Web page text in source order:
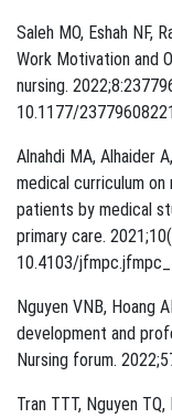
Saleh MO, Eshah NF,
Work Motivation and
nursing.
10.1177/
Alnahdi MA, Alhaider
medical curriculum
patients by medical
primary care.
10.4103/
Nguyen VNB, Hoang
development and
Nursing forum.
Tran TTT, Nguyen